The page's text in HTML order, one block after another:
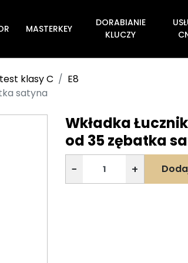
MASTERKEY
DORABIANIE
KLUCZY
klasy C
E8
satyna
Wkładka
od 35 zębatka
− +